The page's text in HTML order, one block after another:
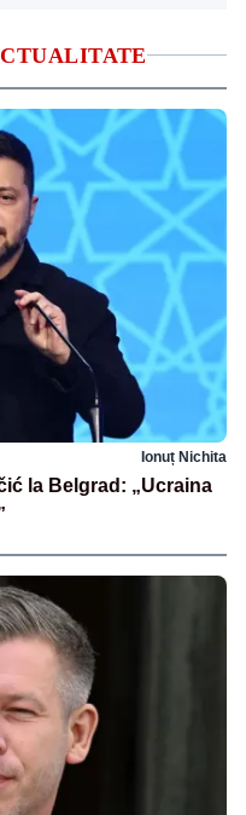
Ionuț Nichita
la Belgrad: „Ucraina